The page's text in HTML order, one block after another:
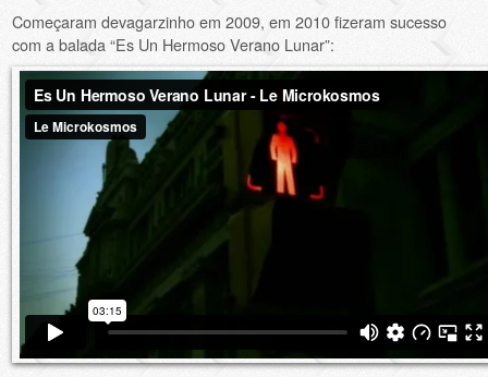
Começaram devagarzinho em 2009, em 2010 fizeram sucesso
com a balada “Es Un Hermoso Verano Lunar”: